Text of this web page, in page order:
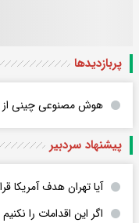
پربازدید‌ها
هوش مصنوعی چینی از
پیشنهاد سردبیر
آیا تهران هدف آمریکا
اگر این اقدامات را